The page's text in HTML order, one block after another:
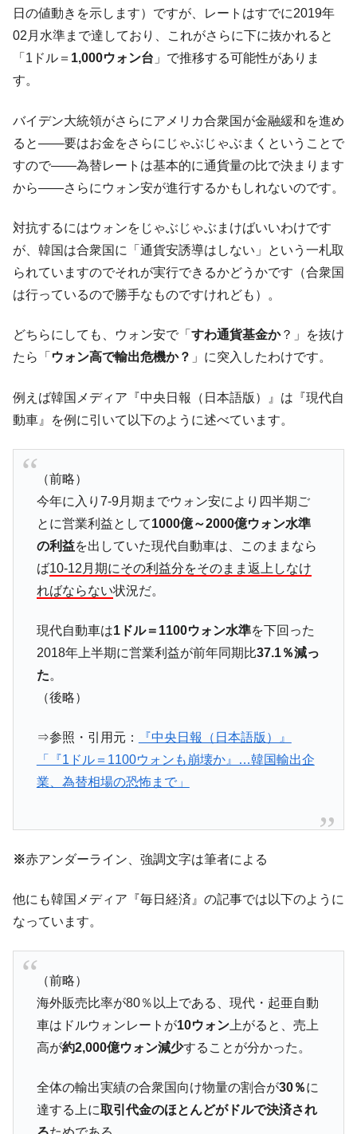
『Money1』
韓国製造業「半導体絶好調」のウラで他業
種は全般的「不調」⇒ PSIが示す現況は決して良くない。
『Money1』
【米韓激突案件】韓国消費者院が『クーパ
ン』1人当たり賠償10万ウォンを認定 ⇒ 総額3兆7,000億
韓国型イージス搭載の次世代駆逐艦
「KDDX」1番艦、2032年竣工と公示
【対日本円】ウォン安が急進！ 日米の協調
に韓国がいっちょがみしたのでは。
『Money1』
韓国政府『BYD』車への補助金を全廃 ⇒ 実
は韓国で『BYD』車は売れている。6カ月で対前年同期比
1.9倍！
『Money1』
在韓米国大使スティールが着韓！⇒ さっそ
く空港に詰めかけ「出て行け！」「極右勢力」のプラカー
『Money1』
韓国政府「2035年までに18.4GW規模のAIデ
ータセンター整備」⇒ だから無理だってば。
ほぼ終わった」
韓国『国民年金公団』株価暴落で200兆蒸
発。
『Money1』
ャンペーン」⇒ あの名物教授も登場！
『Money1』
韓国「橋が落ちました」⇒ 耐久性「なさす
ぎ」では。
『Money1』
韓国鉄鋼最大手『POSCO』ズブズブ沈む。
営業利益80.2％も減少
にぶん殴る法案」提出！⇒ クーパン問題は合衆国企業に対
『Money1』
業績「史上最高益」当期純利益は前年同期比13.4倍に。
『Money1』
韓国･加徳島新国際空港「またも暗礁」の危
機 ⇒ 10.7兆では損が出るからできない。
日(水)もサイドカー・サーキットブレイカーの二段コンボ
『Money1』
IT産業は人を雇用する効果は低い。全産業の
『Money1』
韓国「株式市場が賭博場のように変質した
のは政界の責任だ」
Fact1
日本の誇る海洋資源調査船『白嶺』は先進技術の
塊！
Fact1
夏の甲子園、優勝校を最も多く輩出している都道
府県とは？
Fact1 今話題の「楽天ライオンズ」とは？
Fact1
全て勝つといくら？ 競馬GI競走で勝利騎手がもら
える賞金とは？
日の値動きを示します）ですが、レートはすでに2019年
02月水準まで達しており、これがさらに下に抜かれると
「1ドル＝ 1,000ウォン台 」で推移する可能性がありま
す。
バイデン大統領がさらにアメリカ合衆国が金融緩和を進め
ると――要はお金をさらにじゃぶじゃぶまくということで
すので――為替レートは基本的に通貨量の比で決まります
から――さらにウォン安が進行するかもしれないのです。
対抗するにはウォンをじゃぶじゃぶまけばいいわけです
が、韓国は合衆国に「通貨安誘導はしない」という一札取
られていますのでそれが実行できるかどうかです（合衆国
は行っているので勝手なものですけれども）。
どちらにしても、ウォン安で「 すわ通貨基金か？」を抜け
たら「 ウォン高で輸出危機か？ 」に突入したわけです。
例えば韓国メディア『中央日報（日本語版）』は『現代自
動車』を例に引いて以下のように述べています。
（前略）
今年に入り7-9月期までウォン安により四半期ご
とに営業利益として1000億～2000億ウォン水準
の利益を出していた現代自動車は、このままなら
ば10-12月期にその利益分をそのまま返上しなけ
ればならない状況だ。
現代自動車は1ドル＝1100ウォン水準を下回った
2018年上半期に営業利益が前年同期比37.1％減っ
た。
（後略）
⇒参照・引用元：
『中央日報（日本語版）』
「『1ドル＝1100ウォンも崩壊か』…韓国輸出企
業、為替相場の恐怖まで」
※赤アンダーライン、強調文字は筆者による
他にも韓国メディア『毎日経済』の記事では以下のように
なっています。
（前略）
海外販売比率が80％以上である、現代・起亜自動
車はドルウォンレートが10ウォン上がると、売上
高が約2,000億ウォン減少することが分かった。
全体の輸出実績の合衆国向け物量の割合が30％に
達する上に取引代金のほとんどがドルで決済され